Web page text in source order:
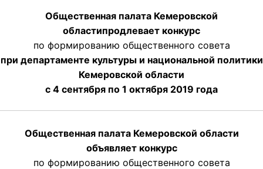
Общественная палата Кемеровской
областипродлевает конкурс
по формированию общественного совета
при департаменте культуры и национальной политики
Кемеровской области
с 4 сентября по 1 октября 2019 года
Общественная палата Кемеровской области
объявляет конкурс
по формированию общественного совета